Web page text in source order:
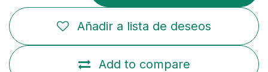
Add to compare
Añadir a lista de deseos